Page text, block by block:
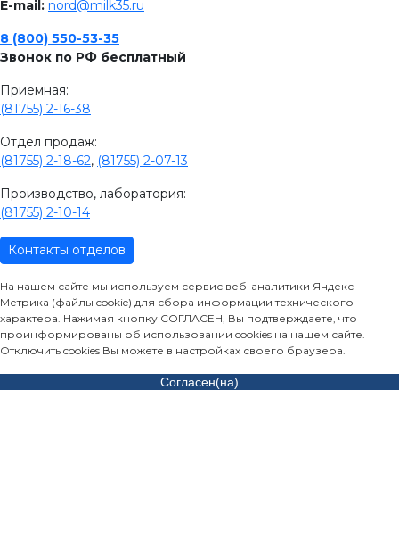
E-mail: nord@milk35.ru
8 (800) 550-53-35
Звонок по РФ бесплатный
Приемная:
(81755) 2-16-38
Отдел продаж:
(81755) 2-18-62, (81755) 2-07-13
Производство, лаборатория:
(81755) 2-10-14
Контакты отделов
На нашем сайте мы используем сервис веб-аналитики Яндекс
Метрика (файлы cookie) для сбора информации технического
характера. Нажимая кнопку СОГЛАСЕН, Вы подтверждаете, что
проинформированы об использовании cookies на нашем сайте.
Отключить cookies Вы можете в настройках своего браузера.
Согласен(на)